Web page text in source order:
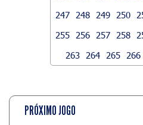
247
248 249 250
255
256 257 258
263
264 265 266
PRÓXIMO JOGO